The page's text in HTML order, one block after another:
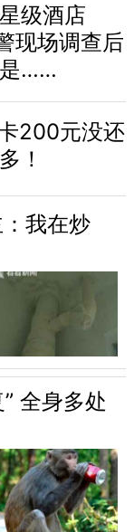
级酒店
现场调查后
是……
200元没还
！
我在炒
全身多处